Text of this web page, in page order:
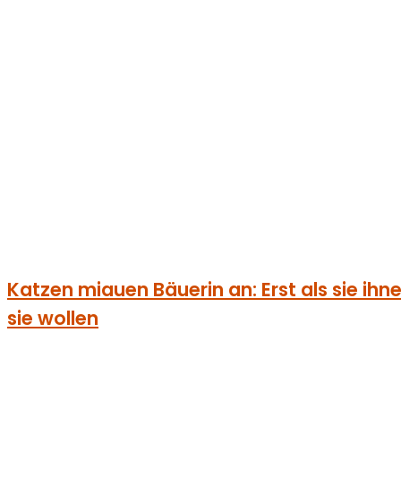
Katzen miauen Bäuerin an: Erst als sie
sie wollen